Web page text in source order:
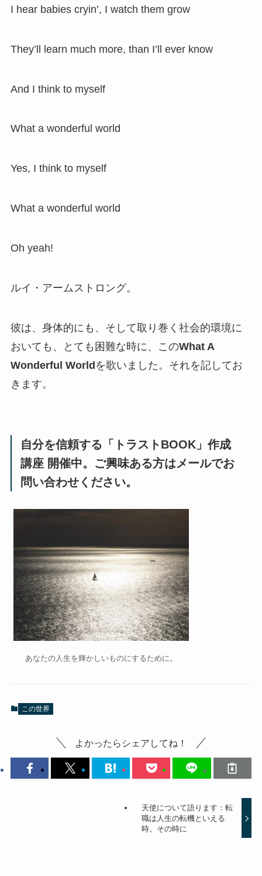
I hear babies cryin’, I watch them grow
They’ll learn much more, than I’ll ever know
And I think to myself
What a wonderful world
Yes, I think to myself
What a wonderful world
Oh yeah!
ルイ・アームストロング。
彼は、身体的にも、そして取り巻く社会的環境に
おいても、とても困難な時に、このWhat A
Wonderful Worldを歌いました。それを記してお
きます。
自分を信頼する「トラストBOOK」作成
講座 開催中。ご興味ある方はメールでお
問い合わせください。
あなたの人生を輝かしいものにするために。
この世界
よかったらシェアしてね！
天使について語ります：転
職は人生の転機といえる
時。その時に